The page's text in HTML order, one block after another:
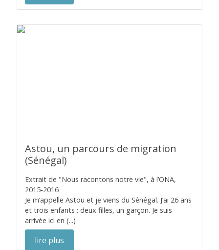
Astou, un parcours de migration
(Sénégal)
Extrait de "Nous racontons notre vie", à l’ONA,
2015-2016
Je m’appelle Astou et je viens du Sénégal. J’ai 26 ans
et trois enfants : deux filles, un garçon. Je suis
arrivée ici en (...)
lire plus